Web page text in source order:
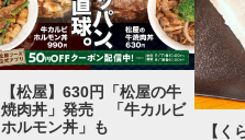
【松屋】630円「松屋の牛
焼肉丼」発売 「牛カルビ
ホルモン丼」も
【く